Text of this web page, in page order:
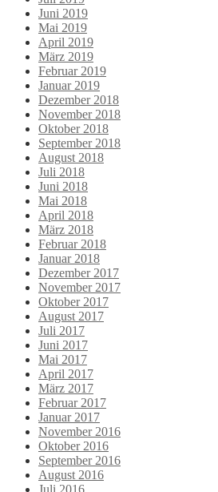
Juni 2019
Mai 2019
April 2019
März 2019
Februar 2019
Januar 2019
Dezember 2018
November 2018
Oktober 2018
September 2018
August 2018
Juli 2018
Juni 2018
Mai 2018
April 2018
März 2018
Februar 2018
Januar 2018
Dezember 2017
November 2017
Oktober 2017
August 2017
Juli 2017
Juni 2017
Mai 2017
April 2017
März 2017
Februar 2017
Januar 2017
November 2016
Oktober 2016
September 2016
August 2016